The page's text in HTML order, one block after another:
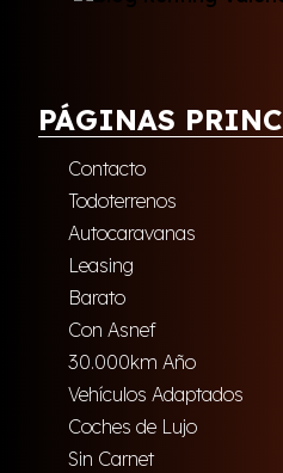
PÁGINAS
Contacto
Todoterrenos
Autocaravanas
Leasing
Barato
Con Asnef
30.000km Año
Vehículos Adaptados
Coches de Lujo
Sin Carnet